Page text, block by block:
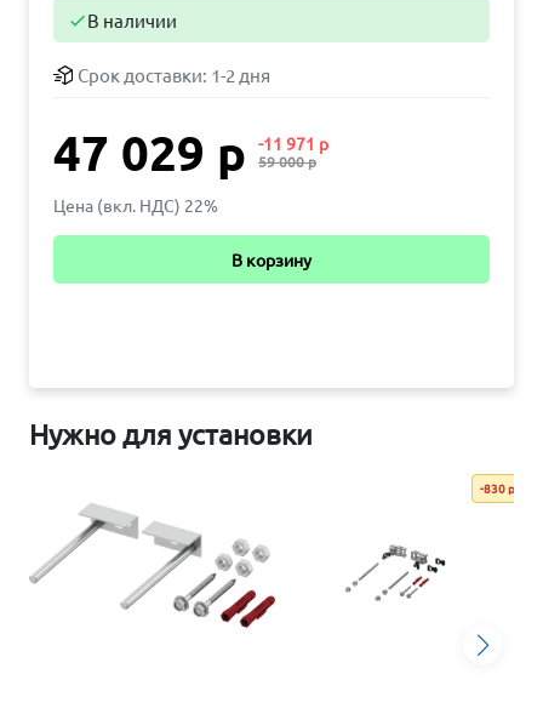
В наличии
Срок доставки: 1-2 дня
47 029 р -11 971 р
59 000 р
Цена (вкл. НДС) 22%
В корзину
Нужно для установки
-830 р